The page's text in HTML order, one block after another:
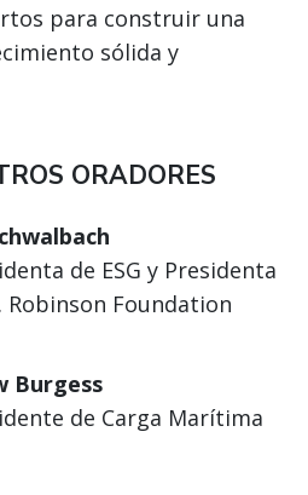
para construir una
sólida y
ORADORES
de ESG y Presidenta
Robinson Foundation
Burgess
de Carga Marítima